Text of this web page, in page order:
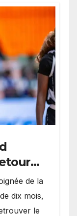
de la
dix mois,
le